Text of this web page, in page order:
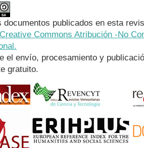
documentos publicados en esta
Commons Atribución -No
el envío, procesamiento y
gratuito.